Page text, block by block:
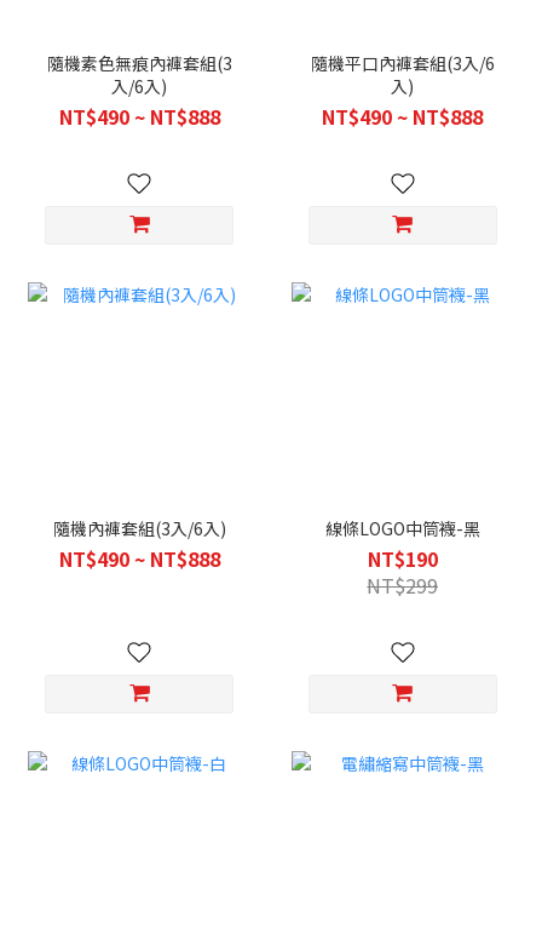
隨機素色無痕內褲套組(3
入/6入)
NT$490 ~ NT$888
隨機平口內褲套組(3入/6
入)
NT$490 ~ NT$888
隨機內褲套組(3入/6入)
NT$490 ~ NT$888
線條LOGO中筒襪-黑
NT$190
NT$299